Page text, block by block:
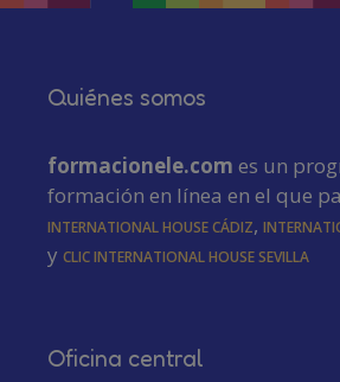
Quiénes somos
formacionele.com es un
formación en línea en el que
International House Cádiz,
y CLIC International House Sevilla
Oficina central